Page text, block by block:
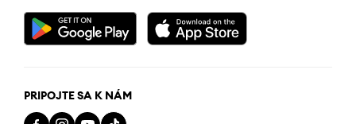
PRIPOJTE SA K NÁM